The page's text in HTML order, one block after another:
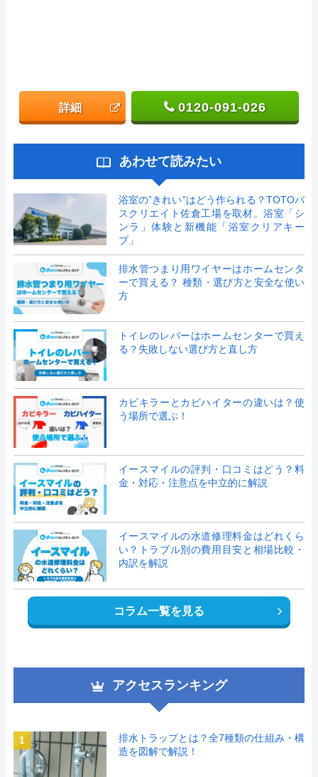
詳細 0120-091-026
あわせて読みたい
浴室の”きれい”はどう作られる？TOTOバ
スクリエイト佐倉工場を取材。浴室「シ
ンラ」体験と新機能「浴室クリアキー
プ」
排水管つまり用ワイヤーはホームセンタ
ーで買える？ 種類・選び方と安全な使い
方
トイレのレバーはホームセンターで買え
る？失敗しない選び方と直し方
カビキラーとカビハイターの違いは？使
う場所で選ぶ！
イースマイルの評判・口コミはどう？料
金・対応・注意点を中立的に解説
イースマイルの水道修理料金はどれくら
い？トラブル別の費用目安と相場比較・
内訳を解説
コラム一覧を見る
アクセスランキング
1
排水トラップとは？全7種類の仕組み・構
造を図解で解説！